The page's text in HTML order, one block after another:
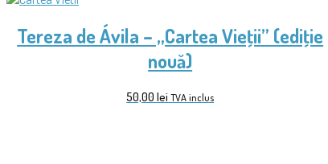
Tereza de Ávila – „Cartea Vieţii” (ediţie
nouă)
50,00leiTVA inclus